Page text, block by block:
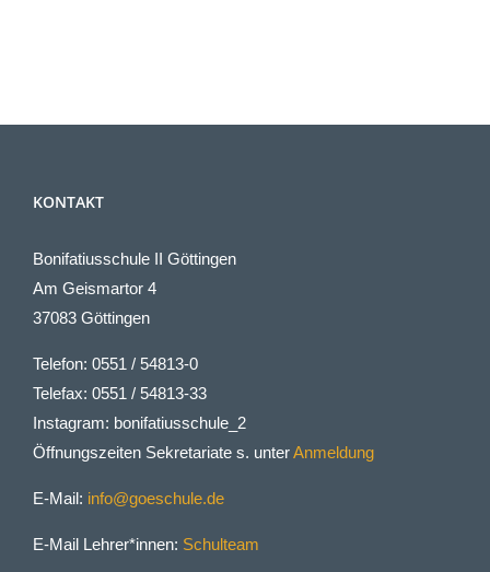
KONTAKT
Bonifatiusschule II Göttingen
Am Geismartor 4
37083 Göttingen
Telefon: 0551 / 54813-0
Telefax: 0551 / 54813-33
Instagram: bonifatiusschule_2
Öffnungszeiten Sekretariate s. unterAnmeldung
E-Mail: info@goeschule.de
E-Mail Lehrer*innen: Schulteam